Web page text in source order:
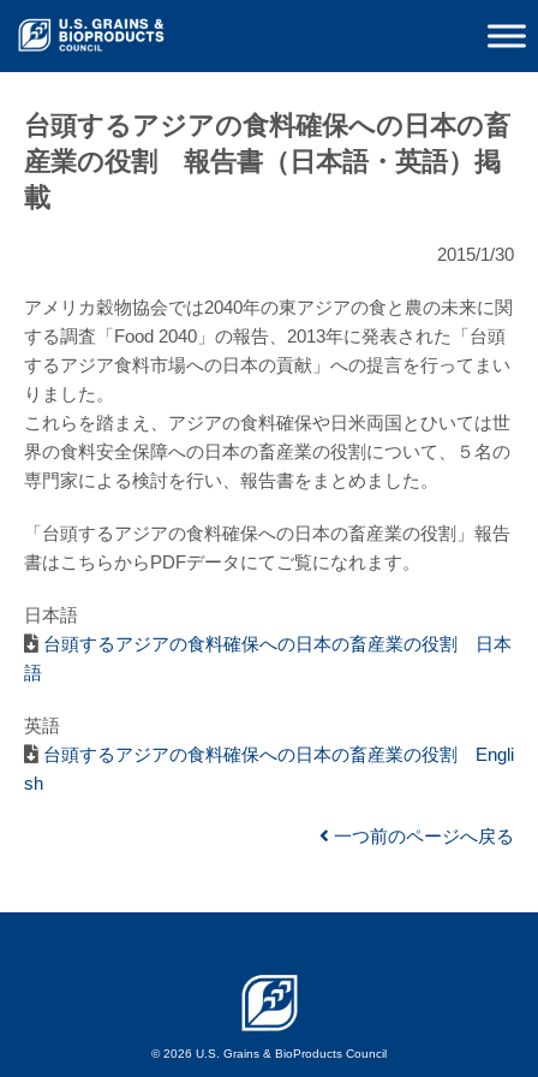
台頭するアジアの食料確保への日本の畜
産業の役割 報告書（日本語・英語）掲
載
2015/1/30
アメリカ穀物協会では2040年の東アジアの食と農の未来に関
する調査「Food 2040」の報告、2013年に発表された「台頭
するアジア食料市場への日本の貢献」への提言を行ってまい
りました。
これらを踏まえ、アジアの食料確保や日米両国とひいては世
界の食料安全保障への日本の畜産業の役割について、５名の
専門家による検討を行い、報告書をまとめました。
「台頭するアジアの食料確保への日本の畜産業の役割」報告
書はこちらからPDFデータにてご覧になれます。
日本語
台頭するアジアの食料確保への日本の畜産業の役割 日本
語
英語
台頭するアジアの食料確保への日本の畜産業の役割 Engli
sh
一つ前のページへ戻る
© 2026 U.S. Grains & BioProducts Council